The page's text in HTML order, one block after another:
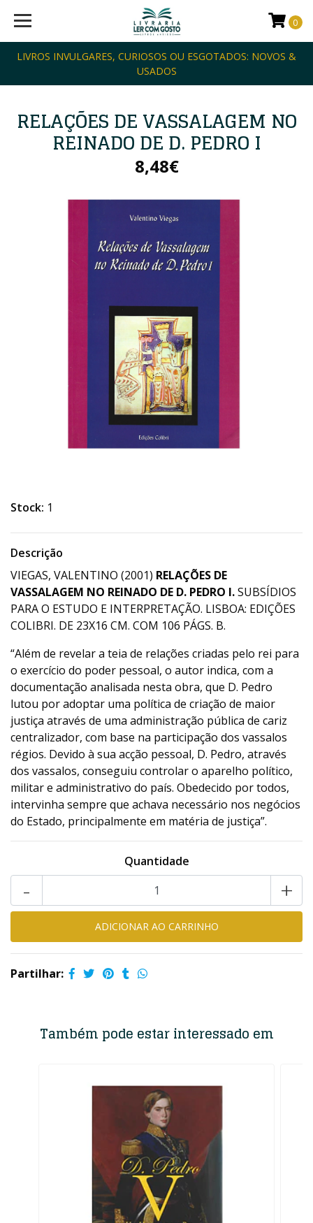
LIVROS INVULGARES, CURIOSOS OU ESGOTADOS: NOVOS &
USADOS
0
RELAÇÕES DE VASSALAGEM NO
REINADO DE D. PEDRO I
8,48€
Stock: 1
Descrição
VIEGAS, VALENTINO (2001) RELAÇÕES DE
VASSALAGEM NO REINADO DE D. PEDRO I.SUBSÍDIOS
PARA O ESTUDO E INTERPRETAÇÃO. LISBOA: EDIÇÕES
COLIBRI. DE 23X16 CM. COM 106 PÁGS. B.
“Além de revelar a teia de relações criadas pelo rei para
o exercício do poder pessoal, o autor indica, com a
documentação analisada nesta obra, que D. Pedro
lutou por adoptar uma política de criação de maior
justiça através de uma administração pública de cariz
centralizador, com base na participação dos vassalos
régios. Devido à sua acção pessoal, D. Pedro, através
dos vassalos, conseguiu controlar o aparelho político,
militar e administrativo do país. Obedecido por todos,
intervinha sempre que achava necessário nos negócios
do Estado, principalmente em matéria de justiça”.
Quantidade
+
-
Partilhar:
Também pode estar interessado em